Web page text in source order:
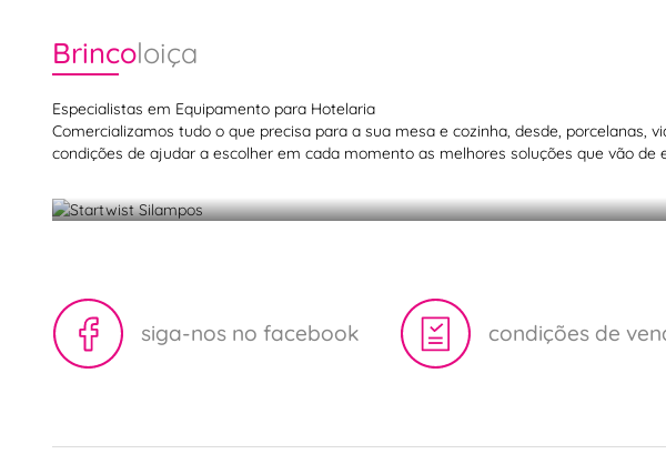
Brincoloiça
Especialistas em Equipamento para Hotelaria
Comercializamos tudo o que precisa para a sua mesa e cozinha, desde, porcelanas,
condições de ajudar a escolher em cada momento as melhores soluções que vão de
Startwist Silampos
siga-nos no facebook condições de